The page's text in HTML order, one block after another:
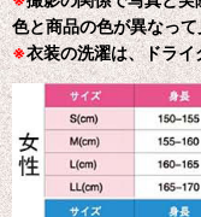
色と商品の色が異なっ
※衣装の洗濯は、ドラ